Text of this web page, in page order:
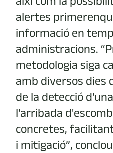
alertes
informació en
administracions.
metodologia siga
amb diversos dies
de la detecció
l'arribada
concretes,
i mitigació”,